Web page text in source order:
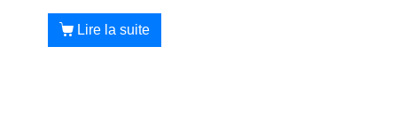
Lire la suite